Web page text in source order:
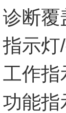
诊断覆
指示灯
工作指
功能指